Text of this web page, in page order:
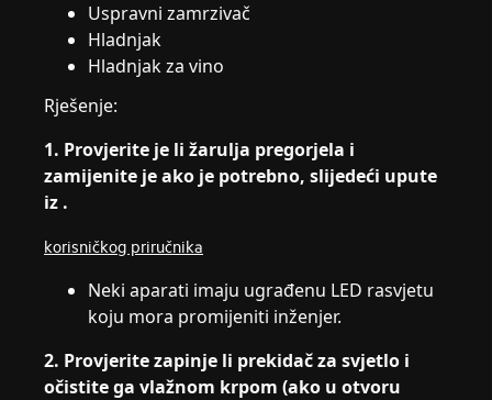
Uspravni zamrzivač
Hladnjak
Hladnjak za vino
Rješenje:
1. Provjerite je li žarulja pregorjela i
zamijenite je ako je potrebno, slijedeći upute
iz .
korisničkog priručnika
Neki aparati imaju ugrađenu LED rasvjetu
koju mora promijeniti inženjer.
2. Provjerite zapinje li prekidač za svjetlo i
očistite ga vlažnom krpom (ako u otvoru